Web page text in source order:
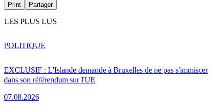
Print Partager
LES PLUS LUS
EXCLUSIF : L'Islande demande à Bruxelles de ne pas s'immiscer
dans son référendum sur l'UE
07.08.2026
POLITIQUE